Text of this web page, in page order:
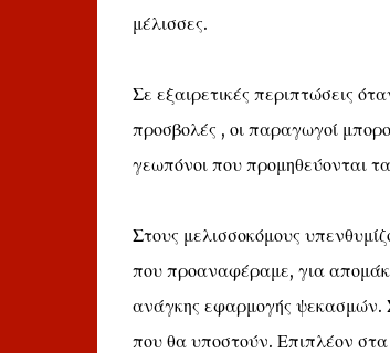
μέλισσες.
Σε εξαιρετικές περιπτώσεις
προσβολές , οι παραγωγοί
γεωπόνοι που προμηθεύονται
Στους μελισσοκόμους
που προαναφέραμε, για
ανάγκης εφαρμογής ψεκασμών.
που θα υποστούν. Επιπλέον